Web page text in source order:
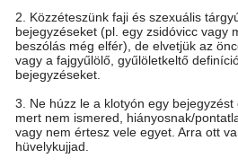
2. Közzéteszünk faji és szexuális
bejegyzéseket (pl. egy zsidóvicc vagy
beszólás még elfér), de elvetjük az
vagy a fajgyűlölő, gyűlöletkeltő
bejegyzéseket.
3. Ne húzz le a klotyón egy bejegyzést
mert nem ismered, hiányosnak/
vagy nem értesz vele egyet. Arra ott
hüvelykujjad.